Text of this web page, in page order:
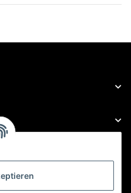
Bestellungen auch